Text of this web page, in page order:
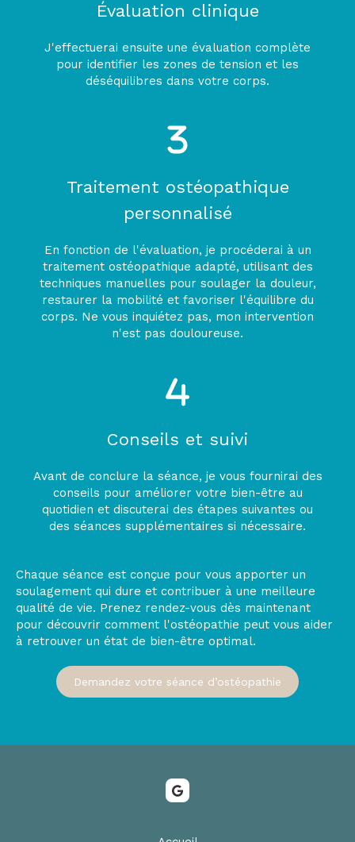
Évaluation clinique
J'effectuerai ensuite une évaluation complète
pour identifier les zones de tension et les
déséquilibres dans votre corps.
Traitement ostéopathique
personnalisé
En fonction de l'évaluation, je procéderai à un
traitement ostéopathique adapté, utilisant des
techniques manuelles pour soulager la douleur,
restaurer la mobilité et favoriser l'équilibre du
corps. Ne vous inquiétez pas, mon intervention
n'est pas douloureuse.
Conseils et suivi
Avant de conclure la séance, je vous fournirai des
conseils pour améliorer votre bien-être au
quotidien et discuterai des étapes suivantes ou
des séances supplémentaires si nécessaire.
Chaque séance est conçue pour vous apporter un
soulagement qui dure et contribuer à une meilleure
qualité de vie. Prenez rendez-vous dès maintenant
pour découvrir comment l'ostéopathie peut vous aider
à retrouver un état de bien-être optimal.
Demandez votre séance d’ostéopathie